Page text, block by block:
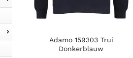
Adamo 159303 Trui
Donkerblauw